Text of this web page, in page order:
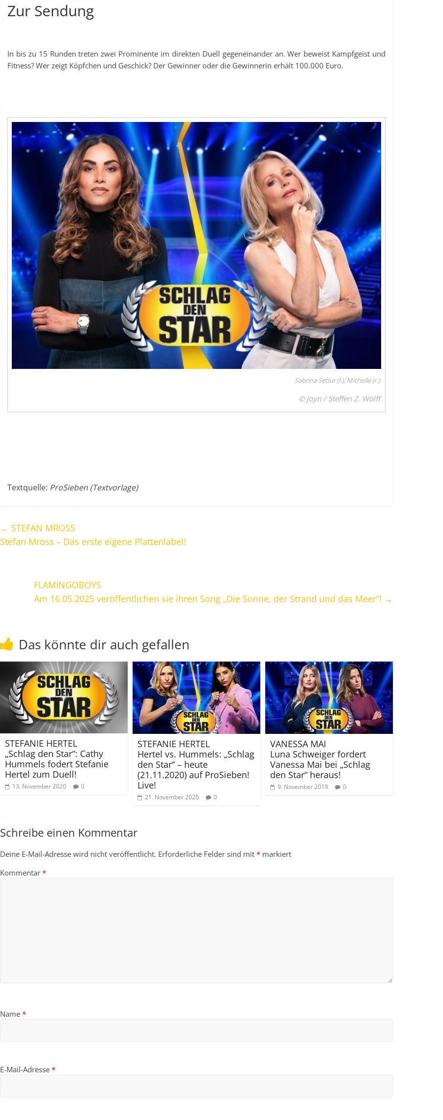
Zur Sendung
In bis zu 15 Runden treten zwei Prominente im direkten Duell gegeneinander an. Wer beweist Kampfgeist und
Fitness? Wer zeigt Köpfchen und Geschick? Der Gewinner oder die Gewinnerin erhält 100.000 Euro.
Sabrina Setlur (l.); Michelle (r.)
© Joyn / Steffen Z. Wolff
Textquelle: ProSieben (Textvorlage)
← STEFAN MROSS
Stefan Mross – Das erste eigene Plattenlabel!
FLAMINGOBOYS
Am 16.05.2025 veröffentlichen sie ihren Song „Die Sonne, der Strand und das Meer“! →
Das könnte dir auch gefallen
STEFANIE HERTEL
„Schlag den Star“: Cathy
Hummels fodert Stefanie
Hertel zum Duell!
13. November 2020 0
STEFANIE HERTEL
Hertel vs. Hummels: „Schlag
den Star“ – heute
(21.11.2020) auf ProSieben!
Live!
21. November 2020 0
VANESSA MAI
Luna Schweiger fordert
Vanessa Mai bei „Schlag
den Star“ heraus!
9. November 2019 0
Schreibe einen Kommentar
Deine E-Mail-Adresse wird nicht veröffentlicht. Erforderliche Felder sind mit * markiert
Kommentar *
Name *
E-Mail-Adresse *